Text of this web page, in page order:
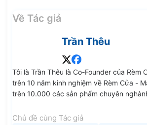
Về Tác giả
Trần Thêu
Tôi là Trần Thêu là Co-Founder của Rèm
trên 10 năm kinh nghiệm về Rèm Cửa -
trên 10.000 các sản phẩm chuyên
mong rằng các kiến thức, chia sẻ trung
của tôi sẽ giúp ích cho Quý Anh Chị Em
Chủ đề cùng Tác giả